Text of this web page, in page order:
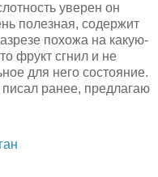
уверен он
полезная, содержит
похожа на какую-
фрукт сгнил и не
для него состояние.
ранее, предлагаю